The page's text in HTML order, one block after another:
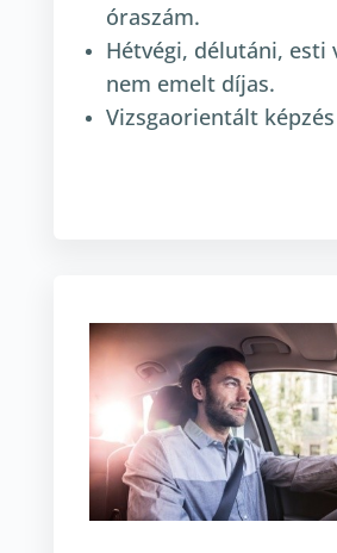
óraszám.
Hétvégi, délutáni, esti
nem emelt díjas.
Vizsgaorientált képzés